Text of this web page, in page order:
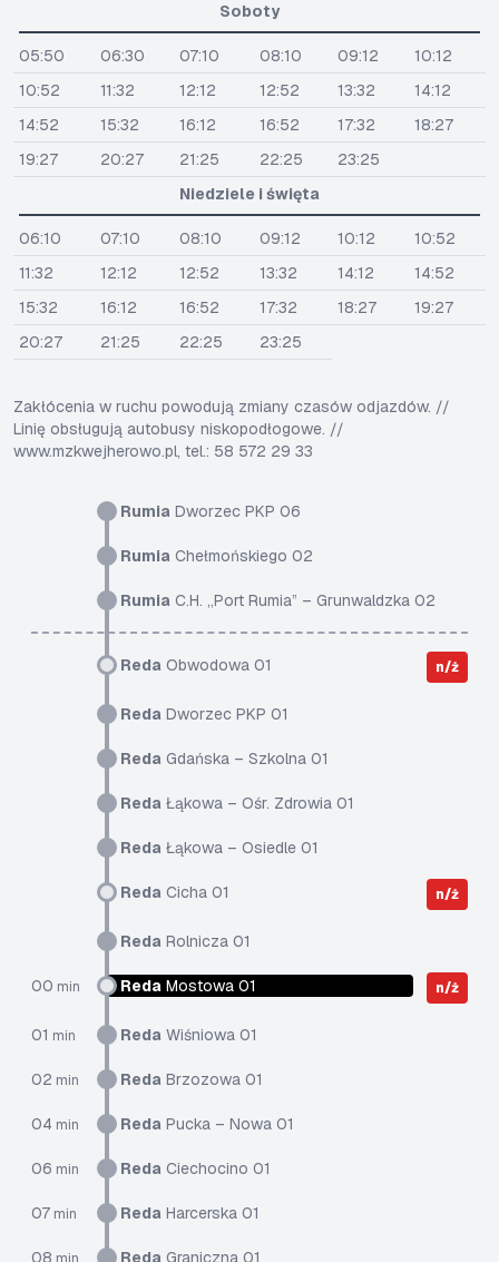
Rumia Dworzec PKP 06
Rumia Chełmońskiego 02
Rumia C.H. „Port Rumia” – Grunwaldzka 02
Reda Obwodowa 01 n/ż
Reda Dworzec PKP 01
Reda Gdańska – Szkolna 01
Reda Łąkowa – Ośr. Zdrowia 01
Reda Łąkowa – Osiedle 01
Reda Cicha 01 n/ż
Reda Rolnicza 01
00 min Reda Mostowa 01 n/ż
01 min Reda Wiśniowa 01
02 min Reda Brzozowa 01
04 min Reda Pucka – Nowa 01
06 min Reda Ciechocino 01
07 min Reda Harcerska 01
08 Reda Graniczna 01
Soboty
05:50 06:30 07:10 08:10 09:12
10:12
10:52
11:32 12:12 12:52 13:32
14:12
14:52
15:32 16:12 16:52 17:32
18:27
19:27
20:27 21:25 22:25
23:25
Niedziele i święta
06:10 07:10 08:10 09:12 10:12
10:52
11:32
12:12 12:52 13:32 14:12
14:52
15:32
16:12 16:52 17:32 18:27
19:27
20:27
21:25 22:25 23:25
Zakłócenia w ruchu powodują zmiany czasów odjazdów. //
Linię obsługują autobusy niskopodłogowe. //
www.mzkwejherowo.pl, tel.: 58 572 29 33